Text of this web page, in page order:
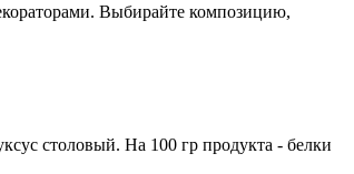
Выбирайте композицию,
столовый. На 100 гр продукта - белки